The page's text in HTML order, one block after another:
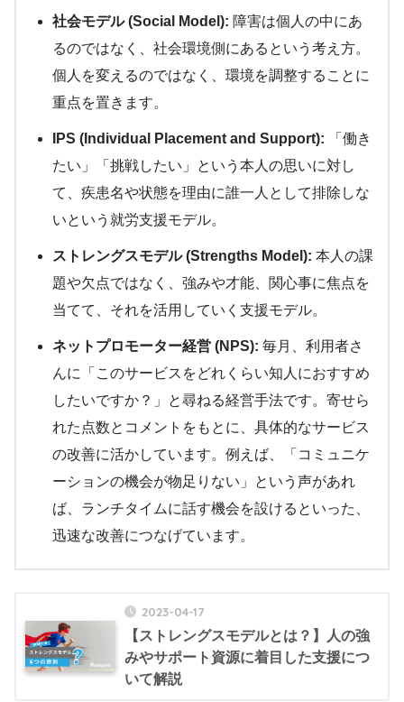
社会モデル (Social Model): 障害は個人の中にあ
るのではなく、社会環境側にあるという考え方。
個人を変えるのではなく、環境を調整することに
重点を置きます。
IPS (Individual Placement and Support): 「働き
たい」「挑戦したい」という本人の思いに対し
て、疾患名や状態を理由に誰一人として排除しな
いという就労支援モデル。
ストレングスモデル (Strengths Model): 本人の課
題や欠点ではなく、強みや才能、関心事に焦点を
当てて、それを活用していく支援モデル。
ネットプロモーター経営 (NPS): 毎月、利用者さ
んに「このサービスをどれくらい知人におすすめ
したいですか？」と尋ねる経営手法です。寄せら
れた点数とコメントをもとに、具体的なサービス
の改善に活かしています。例えば、「コミュニケ
ーションの機会が物足りない」という声があれ
ば、ランチタイムに話す機会を設けるといった、
迅速な改善につなげています。
2023-04-17
【ストレングスモデルとは？】人の強
みやサポート資源に着目した支援につ
いて解説